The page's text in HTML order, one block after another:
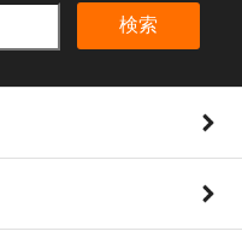
検索